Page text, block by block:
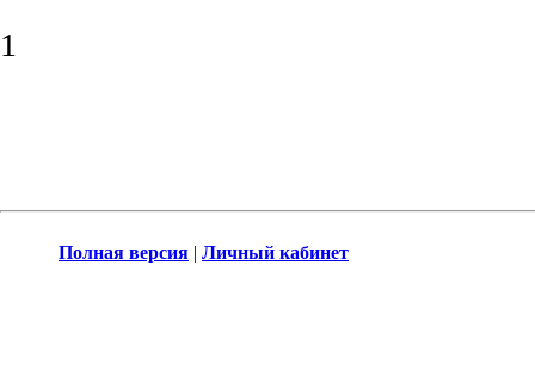
1
Полная версия | Личный кабинет